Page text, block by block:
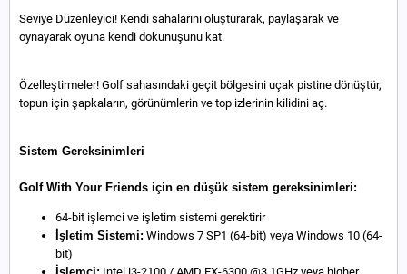
Seviye Düzenleyici! Kendi sahalarını oluşturarak, paylaşarak ve
oynayarak oyuna kendi dokunuşunu kat.
Özelleştirmeler! Golf sahasındaki geçit bölgesini uçak pistine dönüştür,
topun için şapkaların, görünümlerin ve top izlerinin kilidini aç.
Sistem Gereksinimleri
Golf With Your Friends için en düşük sistem gereksinimleri:
64-bit işlemci ve işletim sistemi gerektirir
İşletim Sistemi: Windows 7 SP1 (64-bit) veya Windows 10 (64-
bit)
İşlemci: Intel i3-2100 / AMD FX-6300 @3.1GHz veya higher